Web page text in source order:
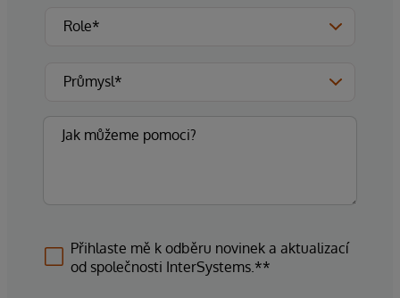
Přihlaste mě k odběru novinek a aktualizací
od společnosti InterSystems.**